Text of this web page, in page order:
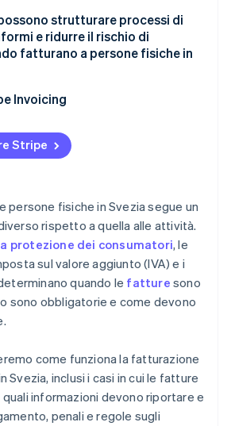
strutturare processi di
e ridurre il rischio di
fatturano a persone fisiche in
Invoicing
Stripe
persone fisiche in Svezia segue un
rispetto a quella alle attività.
protezione dei consumatori, le
sul valore aggiunto (IVA) e i
quando le fatture sono
sono obbligatorie e come devono
come funziona la fatturazione
Svezia, inclusi i casi in cui le fatture
informazioni devono riportare e
penali e regole sugli